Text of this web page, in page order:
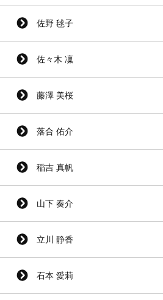
佐野 毬子
佐々木 凜
藤澤 美桜
落合 佑介
稲吉 真帆
山下 奏介
立川 静香
石本 愛莉